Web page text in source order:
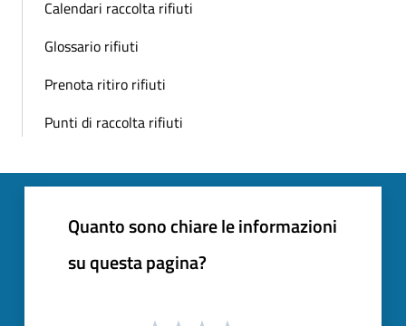
Calendari raccolta rifiuti
Glossario rifiuti
Prenota ritiro rifiuti
Punti di raccolta rifiuti
Quanto sono chiare le informazioni
su questa pagina?